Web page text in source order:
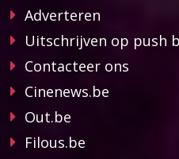
Adverteren
Uitschrijven op push
Contacteer ons
Cinenews.be
Out.be
Filous.be